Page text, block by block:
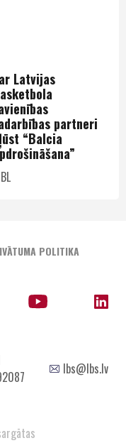
Latvijas
partneri
“Balcia
POLITIKA
lbs@lbs.lv